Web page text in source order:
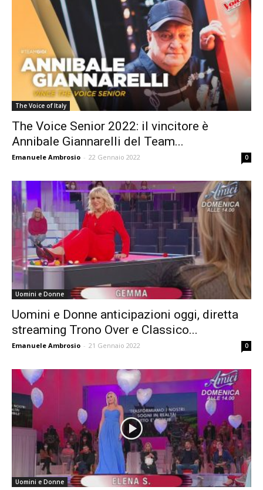
The Voice of Italy
The Voice Senior 2022: il vincitore è
Annibale Giannarelli del Team...
Emanuele Ambrosio - 22 Gennaio 2022 0
Uomini e Donne
Uomini e Donne anticipazioni oggi, diretta
streaming Trono Over e Classico...
Emanuele Ambrosio - 21 Gennaio 2022 0
Uomini e Donne